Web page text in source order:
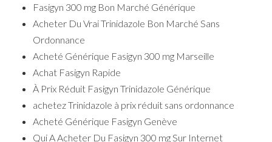
Fasigyn 300 mg Bon Marché Générique
Acheter Du Vrai Trinidazole Bon Marché Sans
Ordonnance
Acheté Générique Fasigyn 300 mg Marseille
Achat Fasigyn Rapide
À Prix Réduit Fasigyn Trinidazole Générique
achetez Trinidazole à prix réduit sans ordonnance
Acheté Générique Fasigyn Genève
Qui A Acheter Du Fasigyn 300 mg Sur Internet